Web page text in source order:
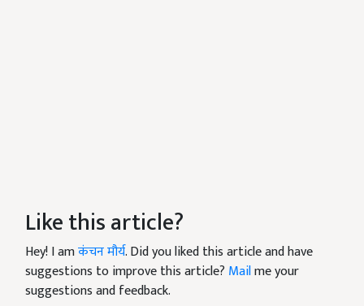
Like this article?
Hey! I amकंचन मौर्य. Did you liked this article and have
suggestions to improve this article? Mailme your
suggestions and feedback.